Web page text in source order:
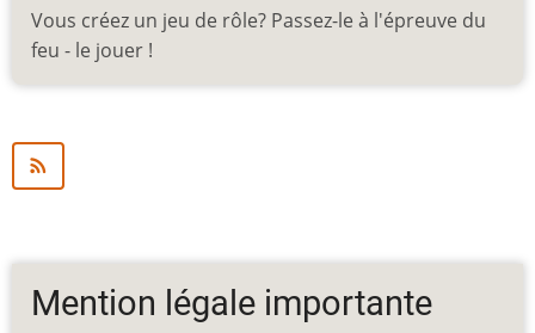
Vous créez un jeu de rôle? Passez-le à l'épreuve du
feu - le jouer !
Mention légale importante